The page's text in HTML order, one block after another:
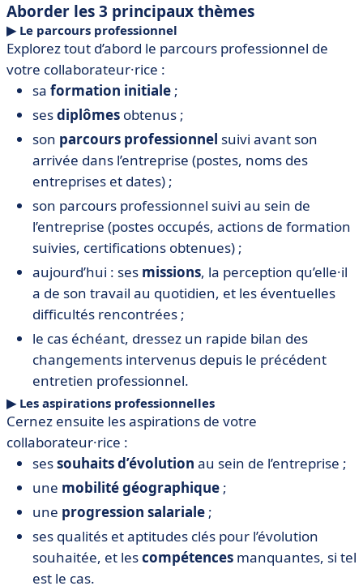
Aborder les 3 principaux thèmes
▶︎ Le parcours professionnel
Explorez tout d’abord le parcours professionnel de
votre collaborateur·rice :
sa formation initiale ;
sesdiplômes obtenus ;
son parcours professionnel suivi avant son
arrivée dans l’entreprise (postes, noms des
entreprises et dates) ;
son parcours professionnel suivi au sein de
l’entreprise (postes occupés, actions de formation
suivies, certifications obtenues) ;
aujourd’hui : ses missions, la perception qu’elle·il
a de son travail au quotidien, et les éventuelles
difficultés rencontrées ;
le cas échéant, dressez un rapide bilan des
changements intervenus depuis le précédent
entretien professionnel.
▶︎ Les aspirations professionnelles
Cernez ensuite les aspirations de votre
collaborateur·rice :
sessouhaits d’évolution au sein de l’entreprise ;
une mobilité géographique ;
une progression salariale ;
ses qualités et aptitudes clés pour l’évolution
souhaitée, et lescompétences manquantes, si tel
est le cas.